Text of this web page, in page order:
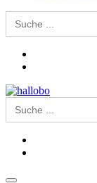
Search
for:
Search
for: